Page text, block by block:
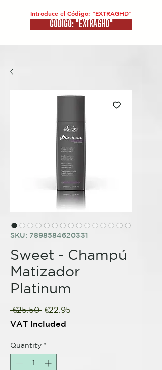
Introduce el Código: "EXTRAGHD"
CÓDIGO: "EXTRAGHD"
SKU: 7898584620331
Sweet - Champú
Matizador
Platinum
€25.50 Regular
Price
€22.95
VAT Included
Quantity *